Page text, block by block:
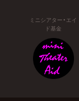
ミニシアター・エイ
ド基金